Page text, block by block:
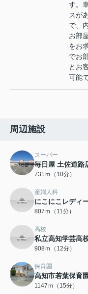
す。
スが
で、
お部
をお
でお
とお
可能
周辺施設
スーパー
毎日屋 土佐道路
731ｍ（10分）
産婦人科
にこにこレディ
807ｍ（11分）
高校
私立高知学芸高
908ｍ（12分）
保育園
高知市若葉保育園
1147ｍ（15分）